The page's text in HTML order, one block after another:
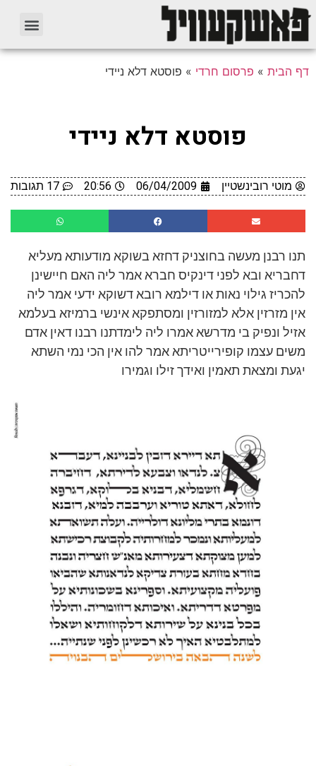
דף הבית » פרסום חרדי » פוסטא דלא ניידי
פוסטא דלא ניידי
מוטי רובינשטיין 06/04/2009
20:56 17 תגובות
תנו רבנן מעשה בחוצניק דחזא בשוקא מודעותא מעליא
דחבריא ובא לפני דינקיס חברא אמר ליה האם חיישינן
להכריז גילוי נאות או דילמא רובא דשוקא ידעי אמר ליה
אין מזרזין אלא למזורזין ומסתפקא אינשי ברמיזא בעלמא
אזיל ונפיק בי מדרשא אמרו ליה לימדתנו רבנו דאין אדם
משים עצמו קופירייטריתא אמר להו אין הכי נמי השתא
יגעת ומצאת תאמין ואידך זילו וגמירו